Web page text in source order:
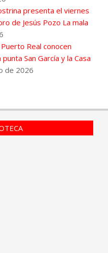
presenta el viernes
de Jesús Pozo La mala
Real conocen
San García y la Casa
de 2026